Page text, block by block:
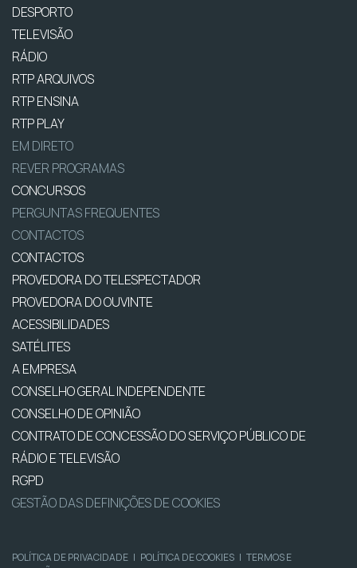
DESPORTO
TELEVISÃO
RÁDIO
RTP ARQUIVOS
RTP ENSINA
RTP PLAY
EM DIRETO
REVER PROGRAMAS
CONCURSOS
PERGUNTAS FREQUENTES
CONTACTOS
CONTACTOS
PROVEDORA DO TELESPECTADOR
PROVEDORA DO OUVINTE
ACESSIBILIDADES
SATÉLITES
A EMPRESA
CONSELHO GERAL INDEPENDENTE
CONSELHO DE OPINIÃO
CONTRATO DE CONCESSÃO DO SERVIÇO PÚBLICO DE
RÁDIO E TELEVISÃO
RGPD
GESTÃO DAS DEFINIÇÕES DE COOKIES
POLÍTICA DE PRIVACIDADE | POLÍTICA DE COOKIES | TERMOS E